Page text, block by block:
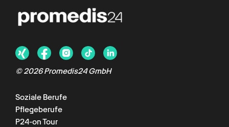
©2026Promedis24 GmbH
Soziale Berufe
Pflegeberufe
P24-on Tour